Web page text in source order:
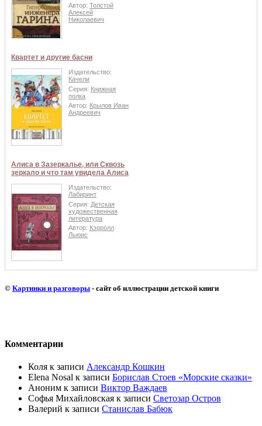
Автор: Толстой
Алексей
Николаевич
Квартет и другие басни
Издательство:
Качели
Серия: Книжная
полка
Автор: Крылов Иван
Андреевич
Алиса в Зазеркалье, или Сквозь
зеркало и что там увидела Алиса
Издательство:
Лабиринт
Серия: Детская
художественная
литература
Автор: Кэрролл
Льюис
© Картинки и разговоры - сайт об иллюстрации детской книги
Комментарии
Коля к записи Александр Кошкин
Elena Nosal к записи Борислав Стоев «Морские сказки»
Аноним к записи Виктор Важдаев
Софья Михайловская к записи Светозар Остров
Валерий к записи Станислав Бабюк